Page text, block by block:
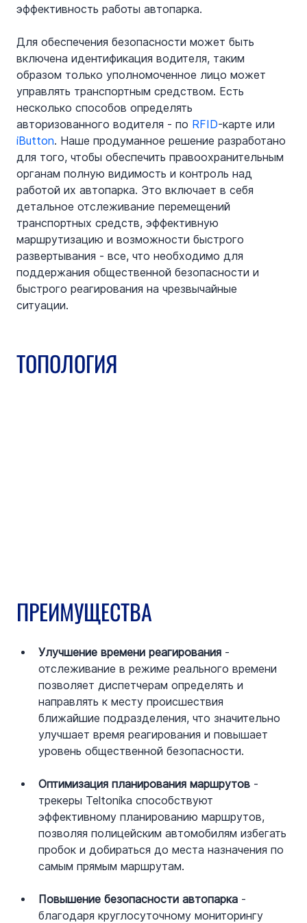
эффективность работы автопарка.
Для обеспечения безопасности может быть
включена идентификация водителя, таким
образом только уполномоченное лицо может
управлять транспортным средством. Есть
несколько способов определять
авторизованного водителя - по RFID-карте или
iButton. Наше продуманное решение разработано
для того, чтобы обеспечить правоохранительным
органам полную видимость и контроль над
работой их автопарка. Это включает в себя
детальное отслеживание перемещений
транспортных средств, эффективную
маршрутизацию и возможности быстрого
развертывания - все, что необходимо для
поддержания общественной безопасности и
быстрого реагирования на чрезвычайные
ситуации.
ТОПОЛОГИЯ
ПРЕИМУЩЕСТВА
Улучшение времени реагирования -
отслеживание в режиме реального времени
позволяет диспетчерам определять и
направлять к месту происшествия
ближайшие подразделения, что значительно
улучшает время реагирования и повышает
уровень общественной безопасности.
Оптимизация планирования маршрутов -
трекеры Teltonika способствуют
эффективному планированию маршрутов,
позволяя полицейским автомобилям избегать
пробок и добираться до места назначения по
самым прямым маршрутам.
Повышение безопасности автопарка -
благодаря круглосуточному мониторингу